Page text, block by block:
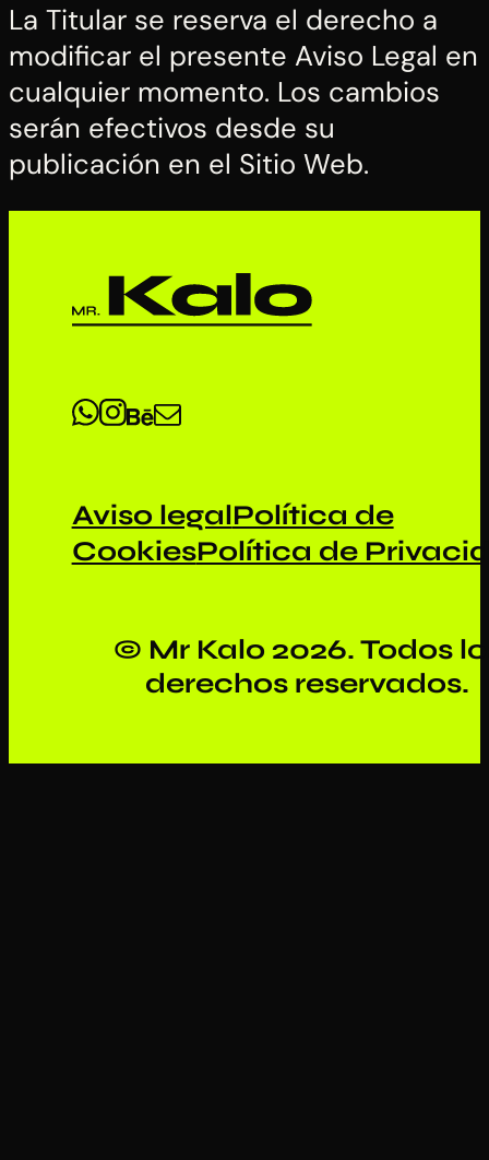
La Titular se reserva el derecho a
modificar el presente Aviso Legal en
cualquier momento. Los cambios
serán efectivos desde su
publicación en el Sitio Web.
Aviso legalPolítica de
CookiesPolítica de
© Mr Kalo 2026. Todos
derechos reservados.